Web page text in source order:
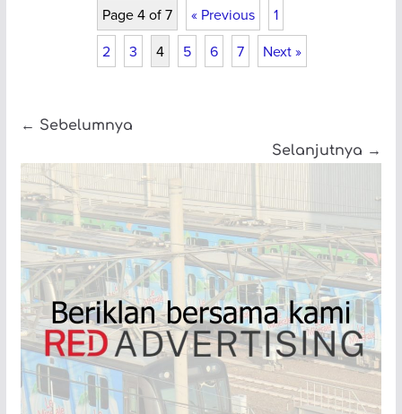
Page 4 of 7 « Previous
1
2
3 4 5 6 7 Next »
← Sebelumnya
Selanjutnya →